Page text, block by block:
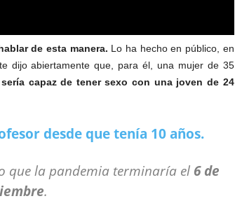
de esta manera. Lo ha hecho en público, en
dijo abiertamente que, para él, una mujer de 35
capaz de tener sexo con una joven de 24
desde que tenía 10 años.
que la pandemia terminaría el 6 de
.